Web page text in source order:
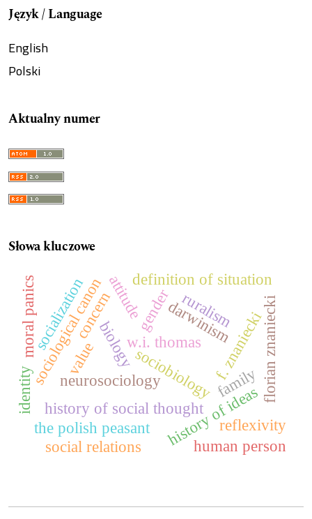
Język / Language
English
Polski
Aktualny numer
Słowa kluczowe
neurosociology
biology
sociobiology
history of social thought
darwinism
w.i. thomas f. znaniecki
history of ideas
sociological canon florian znaniecki
the polish peasant
ruralism
gender
family
moral panics
value
attitudedefinition of situation
human person
social relations
socialization
reflexivity
identity
concern